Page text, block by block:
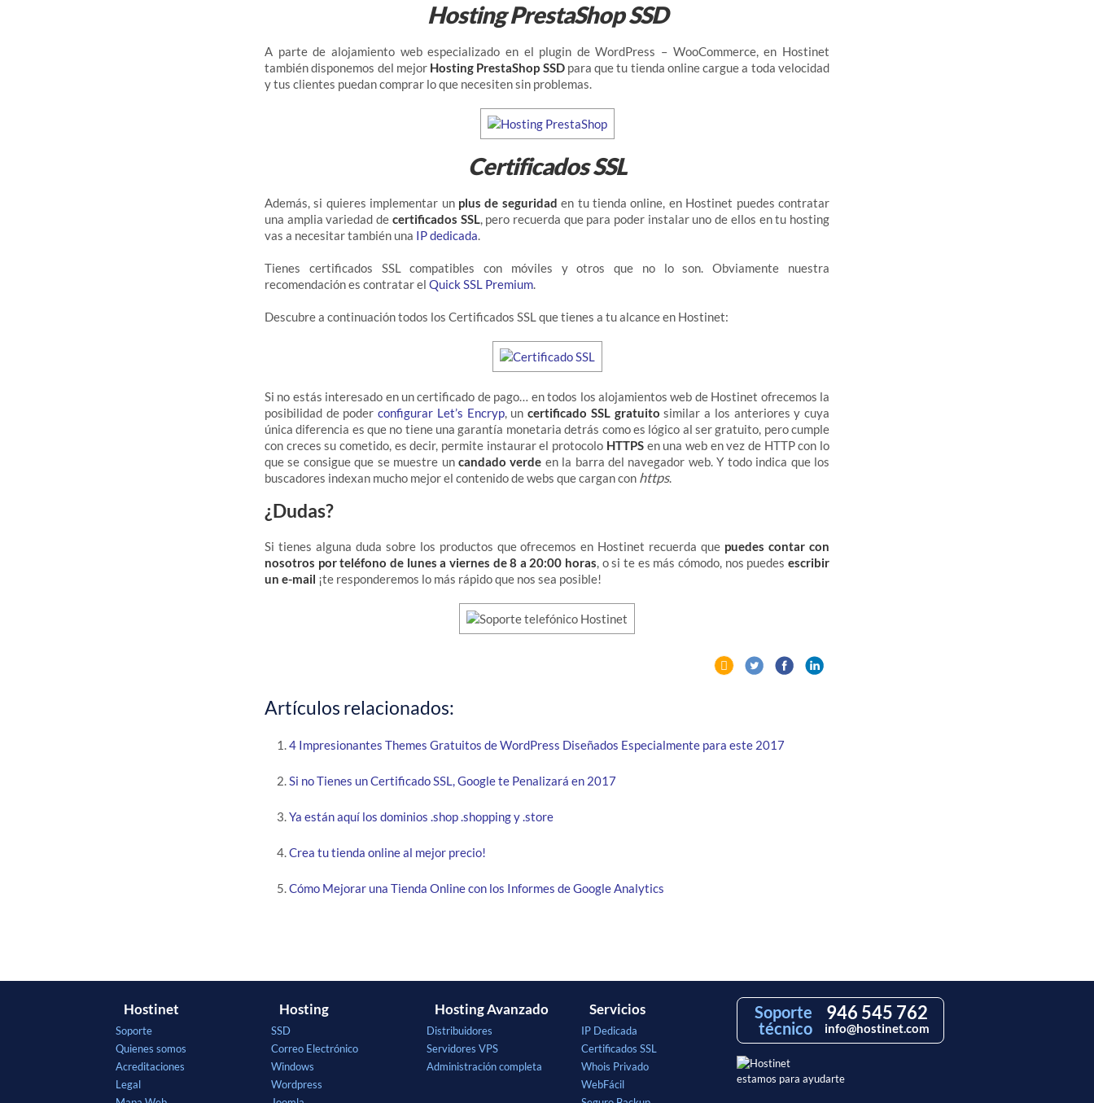
Hosting PrestaShop SSD
A parte de alojamiento web especializado en el plugin de WordPress – WooCommerce, en Hostinet
también disponemos del mejor Hosting PrestaShop SSDpara que tu tienda online cargue a toda velocidad
y tus clientes puedan comprar lo que necesiten sin problemas.
Certificados SSL
Además, si quieres implementar unplus de seguridad en tu tienda online, en Hostinet puedes contratar
una amplia variedad de certificados SSL, pero recuerda que para poder instalar uno de ellos en tu hosting
vas a necesitar también una IP dedicada.
Tienes certificados SSL compatibles con móviles y otros que no lo son. Obviamente nuestra
recomendación es contratar el Quick SSL Premium.
Descubre a continuación todos los Certificados SSL que tienes a tu alcance en Hostinet:
Si no estás interesado en un certificado de pago… en todos los alojamientos web de Hostinet ofrecemos la
posibilidad de poderconfigurar Let’s Encryp, uncertificado SSL gratuito similar a los anteriores y cuya
única diferencia es que no tiene una garantía monetaria detrás como es lógico al ser gratuito, pero cumple
con creces su cometido, es decir, permite instaurar el protocolo HTTPSen una web en vez de HTTP con lo
que se consigue que se muestre un candado verde en la barra del navegador web. Y todo indica que los
buscadores indexan mucho mejor el contenido de webs que cargan con https.
¿Dudas?
Si tienes alguna duda sobre los productos que ofrecemos en Hostinet recuerda que puedes contar con
nosotros por teléfono de lunes a viernes de 8 a 20:00 horas, o si te es más cómodo, nos puedesescribir
un e-mail ¡te responderemos lo más rápido que nos sea posible!
Artículos relacionados:
4 Impresionantes Themes Gratuitos de WordPress Diseñados Especialmente para este 2017
Si no Tienes un Certificado SSL, Google te Penalizará en 2017
Ya están aquí los dominios .shop .shopping y .store
Crea tu tienda online al mejor precio!
Cómo Mejorar una Tienda Online con los Informes de Google Analytics
Hostinet
Soporte
Quienes somos
Acreditaciones
Legal
Hosting
SSD
Correo Electrónico
Windows
Wordpress
Hosting Avanzado
Distribuidores
Servidores VPS
Administración completa
Servicios
IP Dedicada
Certificados SSL
Whois Privado
WebFácil
Soporte
técnico
946 545 762
info@hostinet.com
estamos para ayudarte